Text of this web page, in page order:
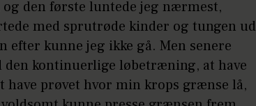
den første luntede jeg nærmest,
med sprutrøde kinder og tungen ud
efter kunne jeg ikke gå. Men senere
den kontinuerlige løbetræning, at have
have prøvet hvor min krops grænse lå,